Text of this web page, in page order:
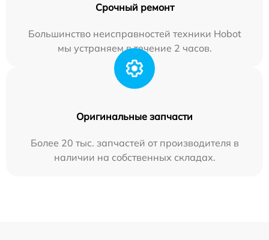
Срочный ремонт
Большинство неисправностей техники Hobot
мы устраняем в течение 2 часов.
Оригинальные запчасти
Более 20 тыс. запчастей от производителя в
наличии на собственных складах.